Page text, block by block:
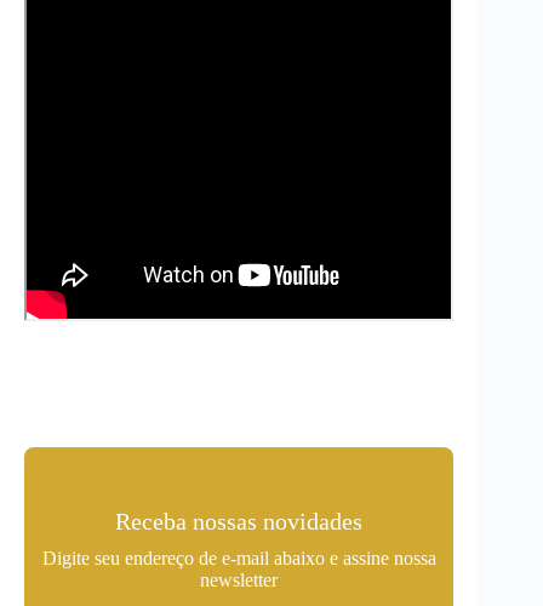
Receba nossas novidades
Digite seu endereço de e-mail abaixo e assine nossa
newsletter